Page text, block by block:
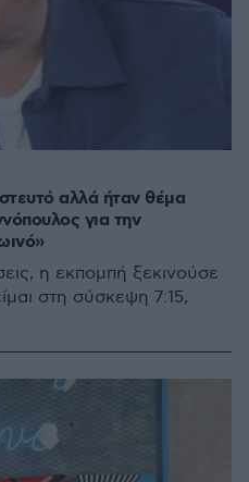
αλλά ήταν θέμα
για την
η εκπομπή ξεκινούσε
στη σύσκεψη 7:15,